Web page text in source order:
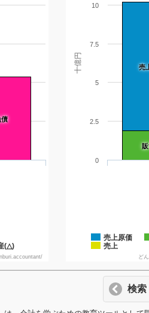
債
(△)
十億円 売
売上原価
売上
0
2.5
5
7.5
10
ど
検索